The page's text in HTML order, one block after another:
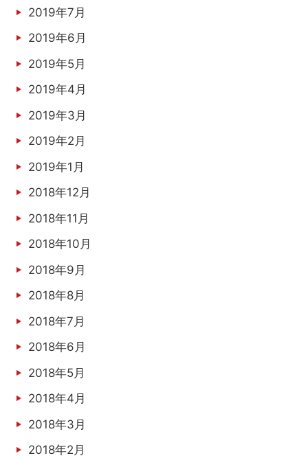
2019年7月
2019年6月
2019年5月
2019年4月
2019年3月
2019年2月
2019年1月
2018年12月
2018年11月
2018年10月
2018年9月
2018年8月
2018年7月
2018年6月
2018年5月
2018年4月
2018年3月
2018年2月